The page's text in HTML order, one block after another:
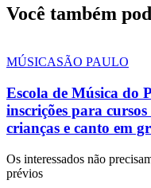
Você também
MÚSICASÃO PAULO
Escola de Música do
inscrições para
crianças e canto em
Os interessados não
prévios